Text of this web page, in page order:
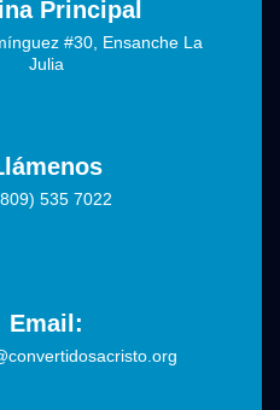
Principal
#30, Ensanche La
Julia
535 7022
Email: